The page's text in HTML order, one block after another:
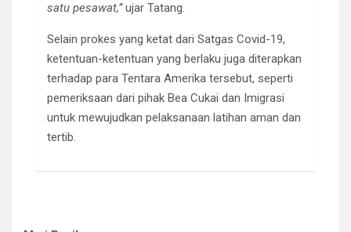
satu pesawat,”ujar Tatang.
Selain prokes yang ketat dari Satgas Covid-19,
ketentuan-ketentuan yang berlaku juga diterapkan
terhadap para Tentara Amerika tersebut, seperti
pemeriksaan dari pihak Bea Cukai dan Imigrasi
untuk mewujudkan pelaksanaan latihan aman dan
tertib.